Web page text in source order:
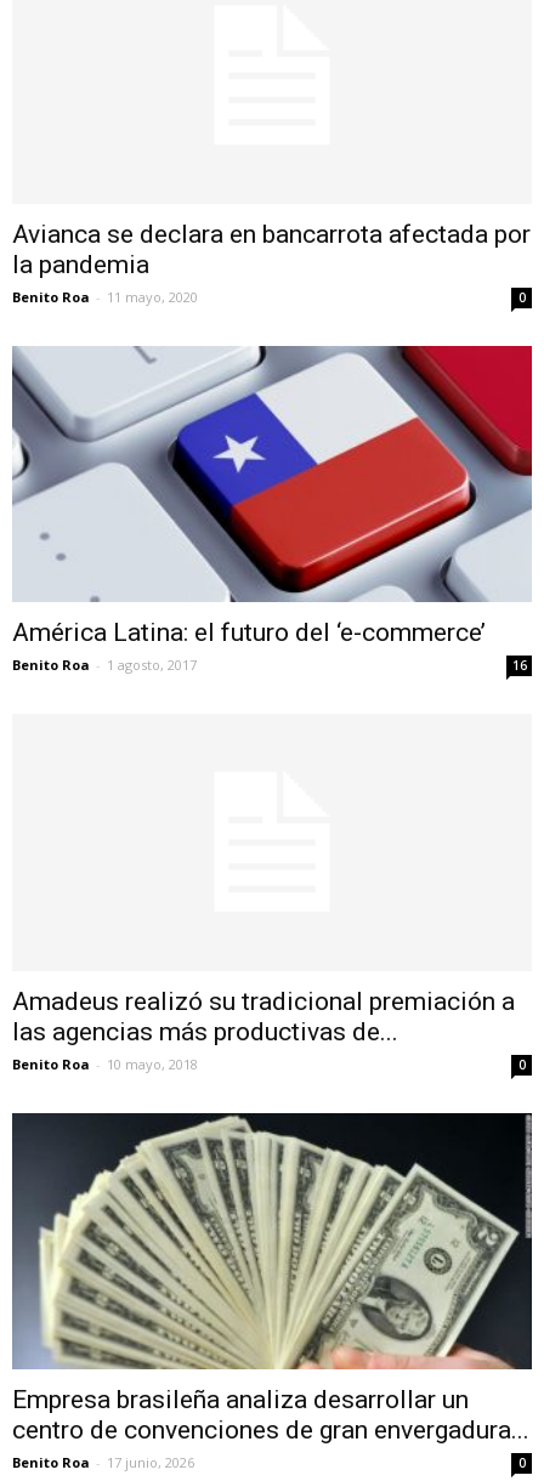
Avianca se declara en bancarrota afectada por
la pandemia
Benito Roa - 11 mayo, 2020 0
América Latina: el futuro del ‘e-commerce’
Benito Roa - 1 agosto, 2017 16
Amadeus realizó su tradicional premiación a
las agencias más productivas de...
Benito Roa - 10 mayo, 2018 0
Empresa brasileña analiza desarrollar un
centro de convenciones de gran envergadura...
Benito Roa - 17 junio, 2026 0